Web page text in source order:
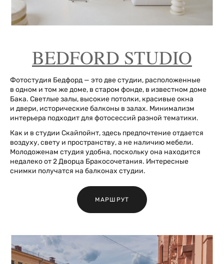
BEDFORD STUDIO
Фотостудия Бедфорд — это две студии, расположенные
в одном и том же доме, в старом фонде, в известном доме
Бака. Светлые залы, высокие потолки, красивые окна
и двери, исторические балконы в залах. Минимализм
интерьера подходит для фотосессий разной тематики.
Как и в студии Скайпойнт, здесь предпочтение отдается
воздуху, свету и пространству, а не наличию мебели.
Молодоженам студия удобна, поскольку она находится
недалеко от 2 Дворца Бракосочетания. Интересные
снимки получатся на балконах студии.
МАРШРУТ